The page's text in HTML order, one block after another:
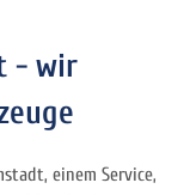
- wir
einem Service,